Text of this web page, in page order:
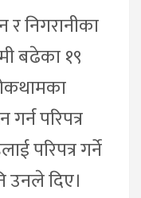
निगरानीका
बढेका १९
परिपत्र
परिपत्र गर्ने
उनले दिए।